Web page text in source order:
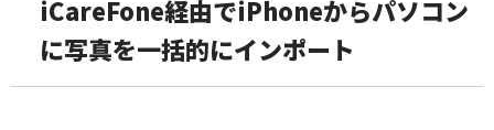
iCareFone経由でiPhoneからパソコン
に写真を一括的にインポート